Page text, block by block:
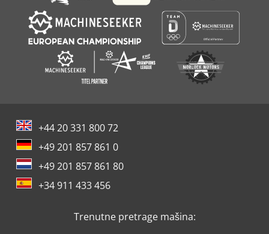
+44 20 331 800 72
+49 201 857 861 0
+49 201 857 861 80
+34 911 433 456
Trenutne pretrage mašina: